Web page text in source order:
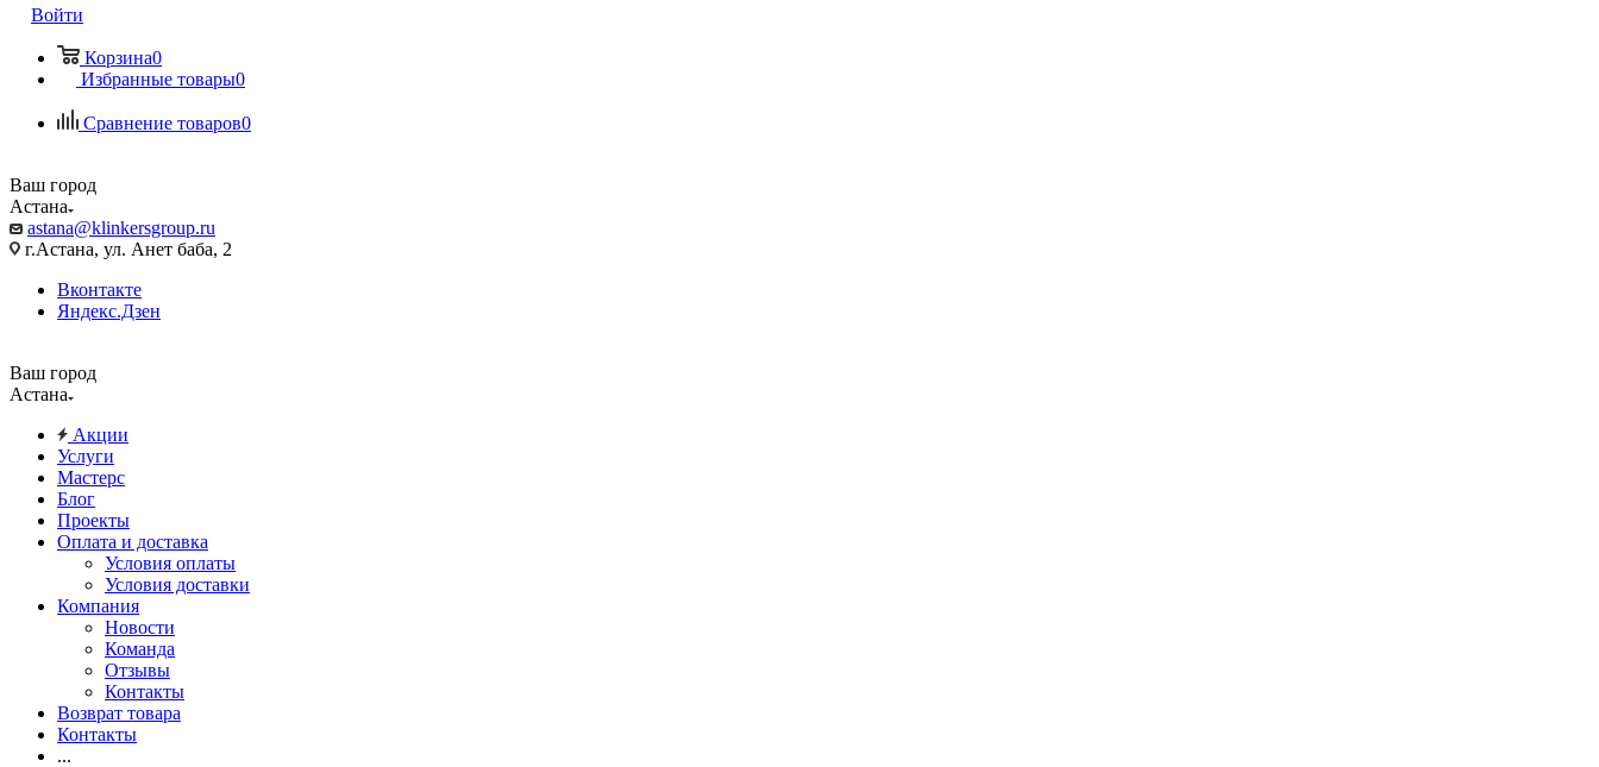
Войти
Корзина0
Избранные товары0
Сравнение товаров0
Ваш город
Астана
astana@klinkersgroup.ru
г.Астана, ул. Анет баба, 2
Вконтакте
Яндекс.Дзен
Ваш город
Астана
Акции
Услуги
Мастерс
Блог
Проекты
Оплата и доставка
Условия оплаты
Условия доставки
Компания
Новости
Команда
Отзывы
Контакты
Возврат товара
Контакты
...